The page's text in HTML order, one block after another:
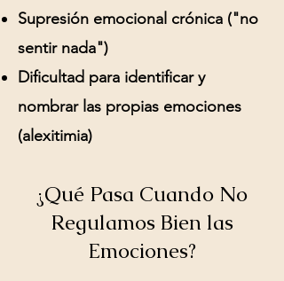
Supresión emocional crónica ("no
sentir nada")
Dificultad para identificar y
nombrar las propias emociones
(alexitimia)
¿Qué Pasa Cuando No
Regulamos Bien las
Emociones?